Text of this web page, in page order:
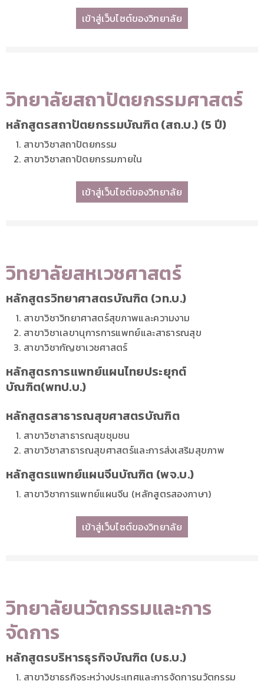
เข้าสู่เว็บไซต์ของวิทยาลัย
วิทยาลัยสถาปัตยกรรมศาสตร์
หลักสูตรสถาปัตยกรรมบัณฑิต (สถ.บ.) (5 ปี)
สาขาวิชาสถาปัตยกรรม
สาขาวิชาสถาปัตยกรรมภายใน
เข้าสู่เว็บไซต์ของวิทยาลัย
วิทยาลัยสหเวชศาสตร์
หลักสูตรวิทยาศาสตรบัณฑิต (วท.บ.)
สาขาวิชาวิทยาศาสตร์สุขภาพและความงาม
สาขาวิชาเลขานุการการแพทย์และสาธารณสุข
สาขาวิชากัญชาเวชศาสตร์
หลักสูตรการแพทย์แผนไทยประยุกต์
บัณฑิต(พทป.บ.)
หลักสูตรสาธารณสุขศาสตรบัณฑิต
สาขาวิชาสาธารณสุขชุมชน
สาขาวิชาสาธารณสุขศาสตร์และการส่งเสริมสุขภาพ
หลักสูตรแพทย์แผนจีนบัณฑิต (พจ.บ.)
สาขาวิชาการแพทย์แผนจีน (หลักสูตรสองภาษา)
เข้าสู่เว็บไซต์ของวิทยาลัย
วิทยาลัยนวัตกรรมและการ
จัดการ
หลักสูตรบริหารธุรกิจบัณฑิต (บธ.บ.)
สาขาวิชาธุรกิจระหว่างประเทศและการจัดการนวัตกรรม